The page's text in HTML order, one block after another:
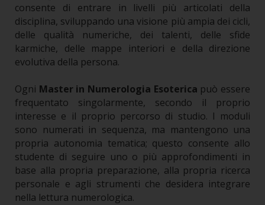
consente di entrare in livelli più articolati della
disciplina, sviluppando una visione più ampia dei cicli,
delle qualità numeriche, dei talenti, delle sfide
karmiche, delle mappe interiori e della direzione
evolutiva della persona.
Ogni Master in Numerologia Esoterica può essere
frequentato singolarmente, secondo il proprio
interesse e il proprio percorso di studio. I moduli
sono numerati in sequenza, ma mantengono una
propria autonomia tematica; questo consente allo
studente di seguire uno o più approfondimenti in
base alla propria preparazione, alla propria ricerca
personale e agli strumenti che desidera integrare
nella lettura numerologica.